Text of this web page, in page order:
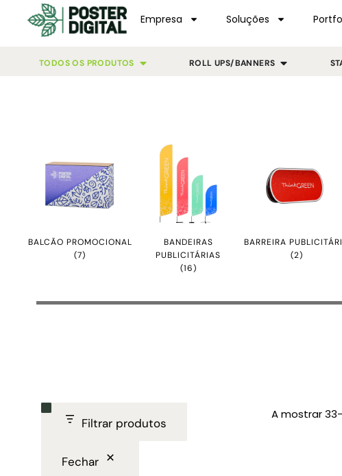
Empresa Soluções
TODOS OS PRODUTOS ROLL UPS/BANNERS
BALCÃO PROMOCIONAL
(7)
BANDEIRAS
PUBLICITÁRIAS
(16)
BARREIRA
(2)
Filtrar produtos
Fechar
A mostrar